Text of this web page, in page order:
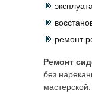
ремонт
Ремонт
без